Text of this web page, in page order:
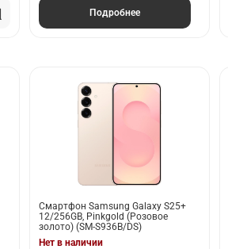
Подробнее
Смартфон Samsung Galaxy S25+
12/256GB, Pinkgold (Розовое
золото) (SM-S936B/DS)
Нет в наличии